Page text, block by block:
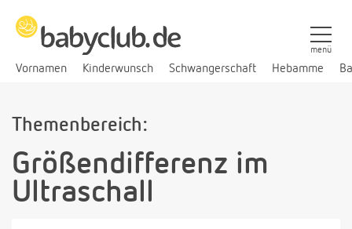
Vornamen Kinderwunsch Schwangerschaft Hebamme
menü
Themenbereich:
Größendifferenz im
Ultraschall